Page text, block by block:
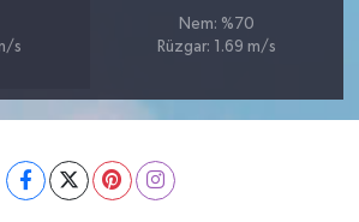
s
Nem: %70
Rüzgar: 1.69 m/s